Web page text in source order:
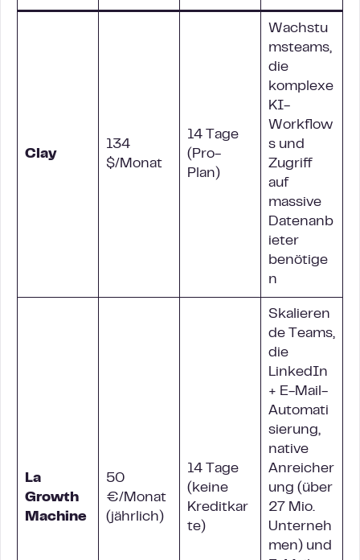
Clay
134
$/Monat
14 Tage
(Pro-
Plan)
Wachstu
msteams,
die
komplexe
KI-
Workflow
s und
Zugriff
auf
massive
Datenanb
ieter
benötige
n
La
Growth
Machine
50
€/Monat
(jährlich)
14 Tage
(keine
Kreditkar
te)
Skalieren
de Teams,
die
LinkedIn
+ E-Mail-
Automati
sierung,
native
Anreicher
ung (über
27 Mio.
Unterneh
men) und